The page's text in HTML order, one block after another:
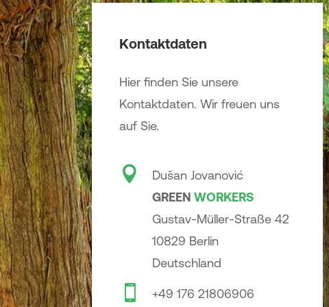
Kontaktdaten
Hier finden Sie unsere
Kontaktdaten. Wir freuen uns
auf Sie.

Dušan Jovanović
GREEN WORKERS
Gustav-Müller-Straße 42
10829 Berlin
Deutschland
 +49 176 21806906